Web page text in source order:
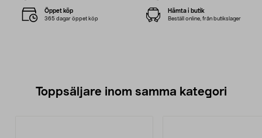
Öppet köp
365 dagar öppet köp
Hämta i butik
Beställ online, från butikslager
Toppsäljare inom samma kategori